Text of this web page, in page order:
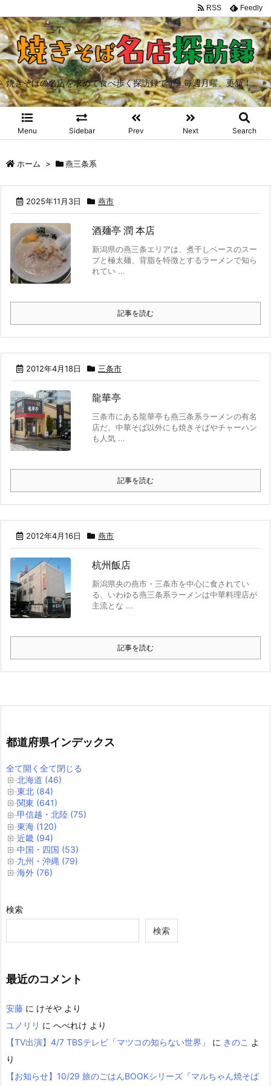
焼きそばの名店を求めて食べ歩く探訪録です。毎週月曜、更新！
Menu Sidebar Prev Next Search
RSS Feedly
ホーム > 燕三条系
2025年11月3日 燕市
酒麺亭 潤 本店
新潟県の燕三条エリアは、煮干しベースのスー
プと極太麺、背脂を特徴とするラーメンで知ら
れてい ...
記事を読む
2012年4月18日 三条市
龍華亭
三条市にある龍華亭も燕三条系ラーメンの有名
店だ。中華そば以外にも焼きそばやチャーハン
も人気 ...
記事を読む
2012年4月16日 燕市
杭州飯店
新潟県央の燕市・三条市を中心に食されてい
る、いわゆる燕三条系ラーメンは中華料理店が
主流とな ...
記事を読む
都道府県インデックス
全て開く 全て閉じる
北海道 (46)
東北 (84)
関東 (641)
甲信越・北陸 (75)
東海 (120)
近畿 (94)
中国・四国 (53)
九州・沖縄 (79)
海外 (76)
検索
検索
最近のコメント
安藤 に けそや より
ユノリリ に へべれけ より
【TV出演】4/7 TBSテレビ「マツコの知らない世界」
に きのこ よ
り
【お知らせ】10/29 旅のごはんBOOKシリーズ『マルちゃん焼そば